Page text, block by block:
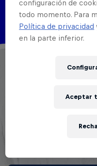
Disciplinas
MC
Representando al
lograndolo para la
configuración de
todo momento. Para
Política de privacidad
en la parte inferior.
Aceptar